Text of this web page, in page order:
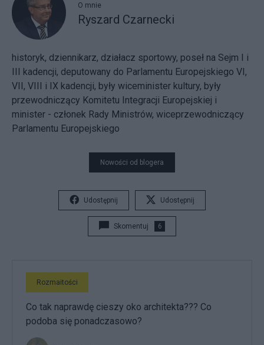
O mnie
Ryszard Czarnecki
historyk, dziennikarz, działacz sportowy, poseł na Sejm I i
III kadencji, deputowany do Parlamentu Europejskiego VI,
VII, VIII i IX kadencji, były wiceminister kultury, były
przewodniczący Komitetu Integracji Europejskiej i
minister - członek Rady Ministrów, wiceprzewodniczący
Parlamentu Europejskiego
Nowości od blogera
Udostępnij Udostępnij
Skomentuj 6
Rozmaitości
Co tak naprawdę cieszy oko architekta??? Co
podoba się ponadczasowo?